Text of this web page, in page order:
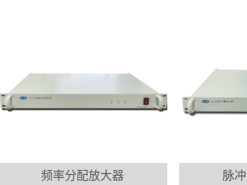
频率分配放大器
脉